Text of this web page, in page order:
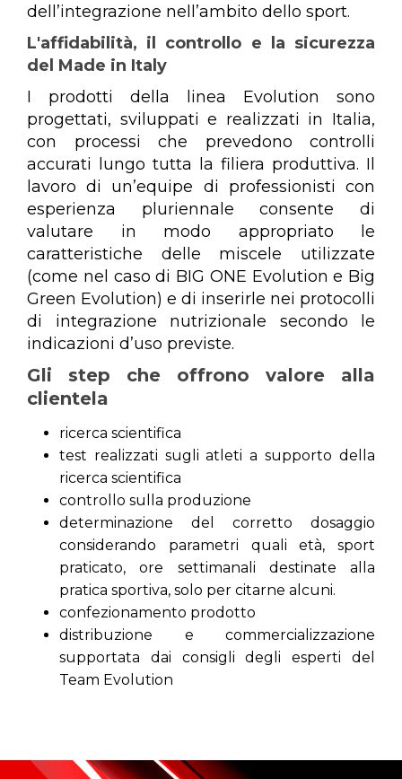
dell’integrazione nell’ambito dello sport.
L'affidabilità, il controllo e la sicurezza
del Made in Italy
I prodotti della linea Evolution sono
progettati, sviluppati e realizzati in Italia,
con processi che prevedono controlli
accurati lungo tutta la filiera produttiva. Il
lavoro di un’equipe di professionisti con
esperienza pluriennale consente di
valutare in modo appropriato le
caratteristiche delle miscele utilizzate
(come nel caso di BIG ONE Evolution e Big
Green Evolution) e di inserirle nei protocolli
di integrazione nutrizionale secondo le
indicazioni d’uso previste.
Gli step che offrono valore alla
clientela
ricerca scientifica
test realizzati sugli atleti a supporto della
ricerca scientifica
controllo sulla produzione
determinazione del corretto dosaggio
considerando parametri quali età, sport
praticato, ore settimanali destinate alla
pratica sportiva, solo per citarne alcuni.
confezionamento prodotto
distribuzione e commercializzazione
supportata dai consigli degli esperti del
Team Evolution